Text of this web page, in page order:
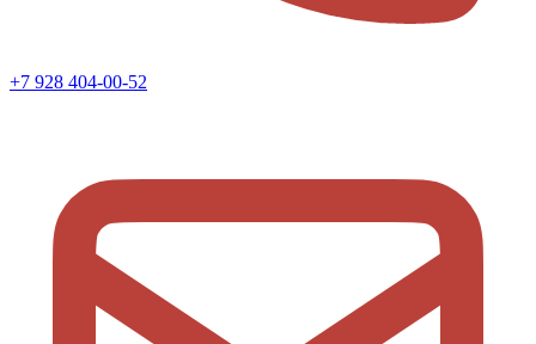
+7 928 404-00-52